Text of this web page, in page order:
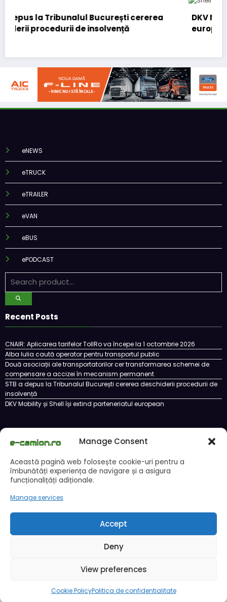
Manage Consent
Această pagină web folosește cookie-uri pentru a
îmbunătăți experiența de navigare și a asigura
funcționalițăți adiționale.
Manage services
Accept
Deny
View preferences
Cookie PolicyPolitica de confidentialitate
DKV Mobility și Shell își extind parteneriatul
european
eNEWS
eTRUCK
eTRAILER
eVAN
eBUS
ePODCAST
Recent Posts
CNAIR: Aplicarea tarifelor TollRo va începe la 1 octombrie 2026
Alba Iulia caută operator pentru transportul public
Două asociații ale transportatorilor cer transformarea schemei de
compensare a accizei în mecanism permanent
STB a depus la Tribunalul București cererea deschiderii procedurii de
insolvență
DKV Mobility și Shell își extind parteneriatul european
Cookie Policy (EU)
Ce este un cookie si cum se poate dezactiva
Copyright © 2024 by E-CAMION.RO MEDIA Toate drepturile sunt rezervate |
Powered By SpiceThemes